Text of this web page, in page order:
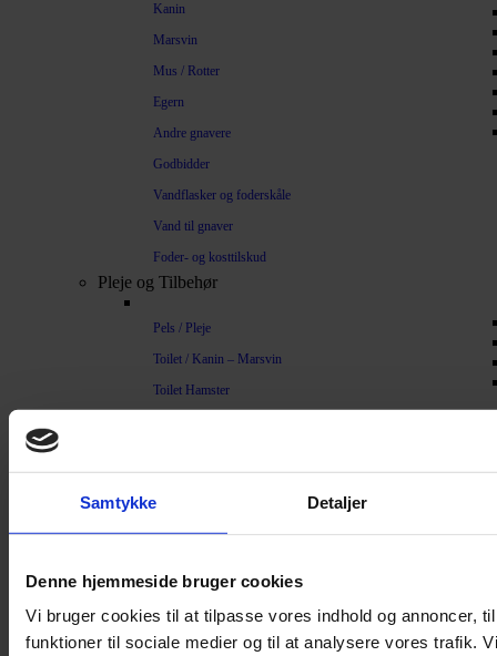
Samtykke Detaljer
Denne hjemmeside bruger cookies
Vi bruger cookies til at tilpasse vores indhold og annoncer,
funktioner til sociale medier og til at analysere vores trafik.
Kanin
Marsvin
Mus / Rotter
Egern
Andre gnavere
Godbidder
Vandflasker og foderskåle
Vand til gnaver
Foder- og kosttilskud
Pleje og Tilbehør
Pels / Pleje
Toilet / Kanin – Marsvin
Toilet Hamster
Bure
Kaninbur
Rottebur
Marsvinebur